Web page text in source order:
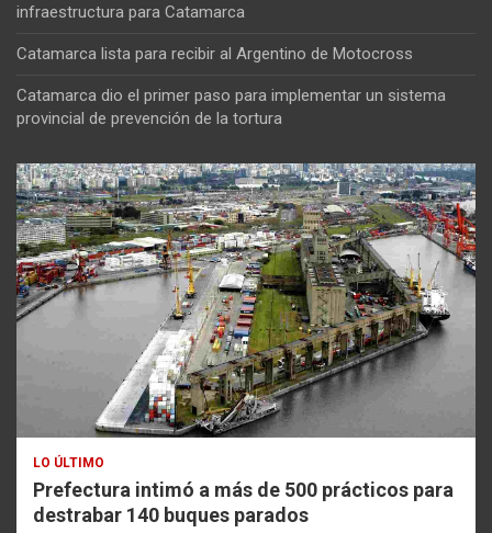
infraestructura para Catamarca
Catamarca lista para recibir al Argentino de Motocross
Catamarca dio el primer paso para implementar un sistema
provincial de prevención de la tortura
LO ÚLTIMO
Prefectura intimó a más de 500 prácticos para
destrabar 140 buques parados